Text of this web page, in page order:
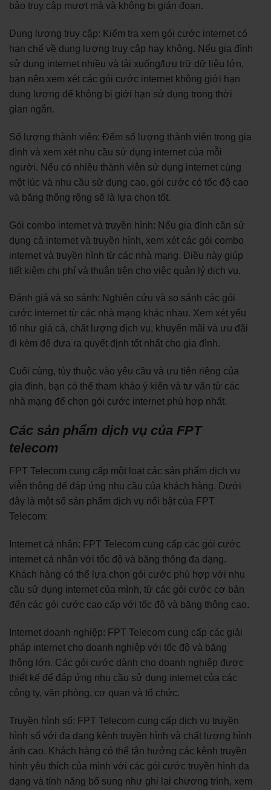
bảo truy cập mượt mà và không bị gián đoạn.
Dung lượng truy cập: Kiểm tra xem gói cước internet có
hạn chế về dung lượng truy cập hay không. Nếu gia đình
sử dụng internet nhiều và tải xuống/lưu trữ dữ liệu lớn,
bạn nên xem xét các gói cước internet không giới hạn
dung lượng để không bị giới hạn sử dụng trong thời
gian ngắn.
Số lượng thành viên: Đếm số lượng thành viên trong gia
đình và xem xét nhu cầu sử dụng internet của mỗi
người. Nếu có nhiều thành viên sử dụng internet cùng
một lúc và nhu cầu sử dụng cao, gói cước có tốc độ cao
và băng thông rộng sẽ là lựa chọn tốt.
Gói combo internet và truyền hình: Nếu gia đình cần sử
dụng cả internet và truyền hình, xem xét các gói combo
internet và truyền hình từ các nhà mạng. Điều này giúp
tiết kiệm chi phí và thuận tiện cho việc quản lý dịch vụ.
Đánh giá và so sánh: Nghiên cứu và so sánh các gói
cước internet từ các nhà mạng khác nhau. Xem xét yếu
tố như giá cả, chất lượng dịch vụ, khuyến mãi và ưu đãi
đi kèm để đưa ra quyết định tốt nhất cho gia đình.
Cuối cùng, tùy thuộc vào yêu cầu và ưu tiên riêng của
gia đình, bạn có thể tham khảo ý kiến và tư vấn từ các
nhà mạng để chọn gói cước internet phù hợp nhất.
Các sản phẩm dịch vụ của FPT
telecom
FPT Telecom cung cấp một loạt các sản phẩm dịch vụ
viễn thông để đáp ứng nhu cầu của khách hàng. Dưới
đây là một số sản phẩm dịch vụ nổi bật của FPT
Telecom:
Internet cá nhân: FPT Telecom cung cấp các gói cước
internet cá nhân với tốc độ và băng thông đa dạng.
Khách hàng có thể lựa chọn gói cước phù hợp với nhu
cầu sử dụng internet của mình, từ các gói cước cơ bản
đến các gói cước cao cấp với tốc độ và băng thông cao.
Internet doanh nghiệp: FPT Telecom cung cấp các giải
pháp internet cho doanh nghiệp với tốc độ và băng
thông lớn. Các gói cước dành cho doanh nghiệp được
thiết kế để đáp ứng nhu cầu sử dụng internet của các
công ty, văn phòng, cơ quan và tổ chức.
Truyền hình số: FPT Telecom cung cấp dịch vụ truyền
hình số với đa dạng kênh truyền hình và chất lượng hình
ảnh cao. Khách hàng có thể tận hưởng các kênh truyền
hình yêu thích của mình với các gói cước truyền hình đa
dạng và tính năng bổ sung như ghi lại chương trình, xem